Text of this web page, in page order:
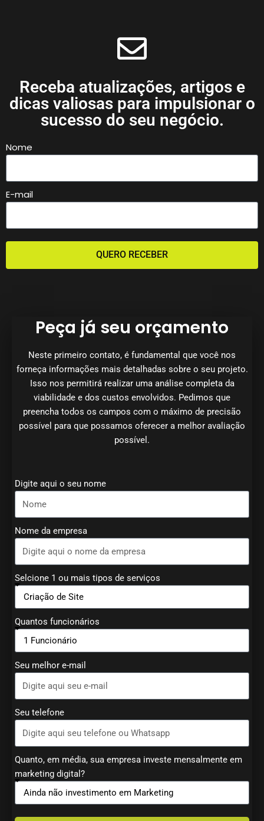
Receba atualizações, artigos e
dicas valiosas para impulsionar o
sucesso do seu negócio.
Nome
E-mail
QUERO RECEBER
Peça já seu orçamento
Neste primeiro contato, é fundamental que você nos
forneça informações mais detalhadas sobre o seu projeto.
Isso nos permitirá realizar uma análise completa da
viabilidade e dos custos envolvidos. Pedimos que
preencha todos os campos com o máximo de precisão
possível para que possamos oferecer a melhor avaliação
possível.
Digite aqui o seu nome
Nome da empresa
Selcione 1 ou mais tipos de serviços
Quantos funcionários
Seu melhor e-mail
Seu telefone
Quanto, em média, sua empresa investe mensalmente em
marketing digital?